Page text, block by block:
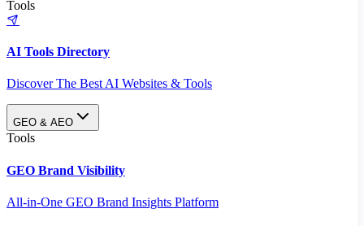
Tools
AI Tools Directory
Discover The Best AI Websites & Tools
GEO & AEO
Tools
GEO Brand Visibility
All-in-One GEO Brand Insights Platform